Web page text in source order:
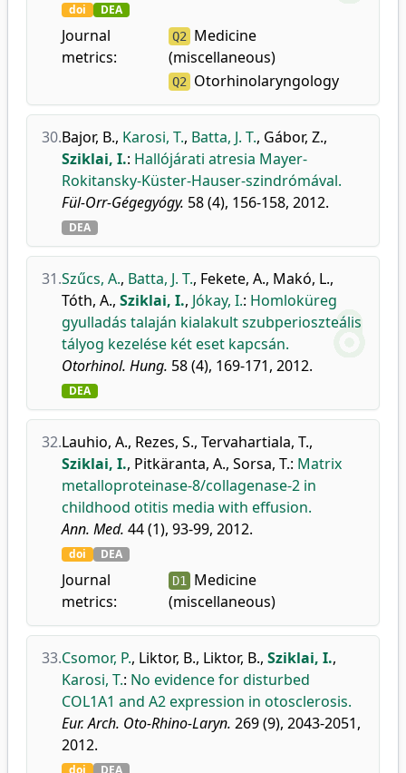
doi DEA
Journal
metrics:
Q2 Medicine
(miscellaneous)
Q2 Otorhinolaryngology
30.Bajor, B., Karosi, T., Batta, J. T., Gábor, Z.,
Sziklai, I.: Hallójárati atresia Mayer-
Rokitansky-Küster-Hauser-szindrómával.
Fül-Orr-Gégegyógy. 58 (4), 156-158, 2012.
DEA
31.Szűcs, A., Batta, J. T., Fekete, A., Makó, L.,
Tóth, A., Sziklai, I., Jókay, I.: Homloküreg
gyulladás talaján kialakult szubperioszteális
tályog kezelése két eset kapcsán.
Otorhinol. Hung. 58 (4), 169-171, 2012.
DEA
32.Lauhio, A., Rezes, S., Tervahartiala, T.,
Sziklai, I., Pitkäranta, A., Sorsa, T.: Matrix
metalloproteinase-8/collagenase-2 in
childhood otitis media with effusion.
Ann. Med. 44 (1), 93-99, 2012.
doi DEA
Journal
metrics:
D1 Medicine
(miscellaneous)
33.Csomor, P., Liktor, B., Liktor, B., Sziklai, I.,
Karosi, T.: No evidence for disturbed
COL1A1 and A2 expression in otosclerosis.
Eur. Arch. Oto-Rhino-Laryn. 269 (9), 2043-2051,
2012.
doi DEA